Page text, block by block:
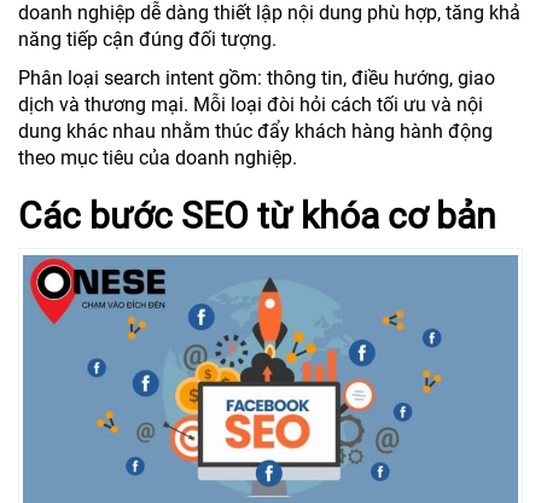
doanh nghiệp dễ dàng thiết lập nội dung phù hợp, tăng khả
năng tiếp cận đúng đối tượng.
Phân loại search intent gồm: thông tin, điều hướng, giao
dịch và thương mại. Mỗi loại đòi hỏi cách tối ưu và nội
dung khác nhau nhằm thúc đẩy khách hàng hành động
theo mục tiêu của doanh nghiệp.
Các bước SEO từ khóa cơ bản